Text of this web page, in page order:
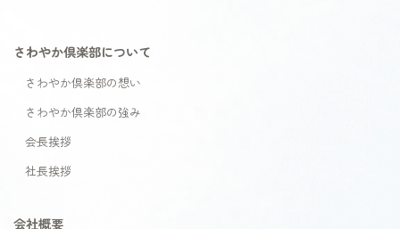
さわやか倶楽部について
さわやか倶楽部の想い
さわやか倶楽部の強み
会長挨拶
社長挨拶
会社概要